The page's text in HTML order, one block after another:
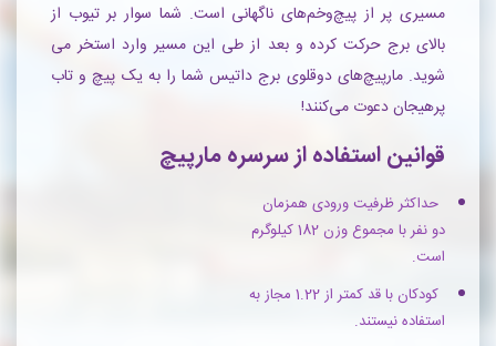
مسیری پر از پیچ‌وخم‌های‌ ناگهانی است. شما سوار بر تیوب از
بالای برج حرکت کرده و بعد از طی این مسیر وارد استخر می
شوید. مارپیچ‌های دوقلوی برج داتیس شما را به یک پیچ و تاب
پرهیجان دعوت می‌کنند!
قوانین استفاده از سرسره مارپیچ
حداکثر ظرفیت ورودی همزمان
دو نفر با مجموع وزن 182 کیلوگرم
است.
کودکان با قد کمتر از 1.22 مجاز به
استفاده نیستند.